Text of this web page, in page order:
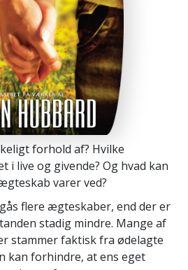
forhold af? Hvilke
i live og givende? Og hvad kan
varer ved?
flere ægteskaber, end der er
stadig mindre. Mange af
stammer faktisk fra ødelagte
kan forhindre, at ens eget